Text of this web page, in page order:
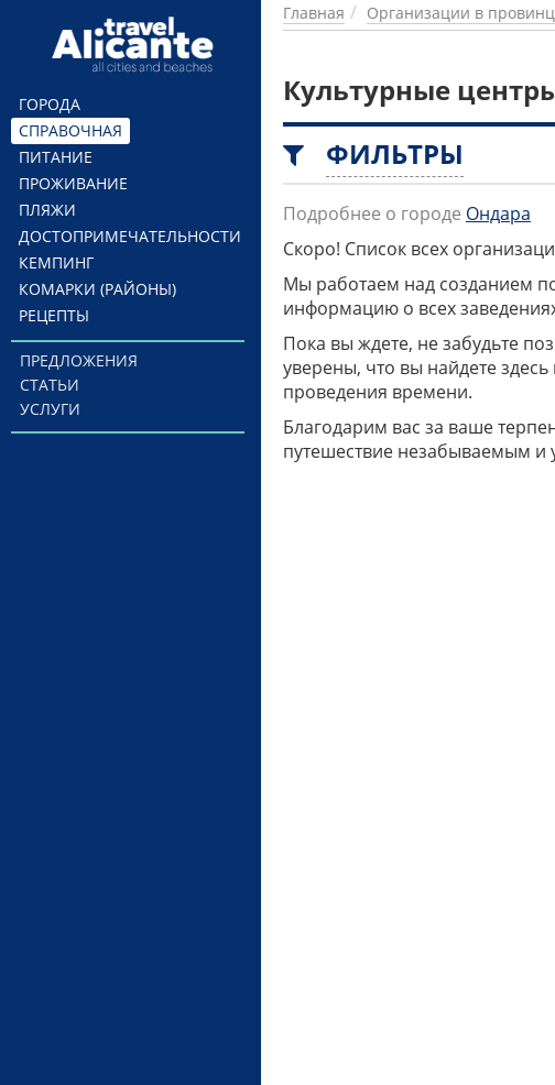
Перейти к основному содержанию
ГОРОДА
СПРАВОЧНАЯ
ПИТАНИЕ
ПРОЖИВАНИЕ
ПЛЯЖИ
ДОСТОПРИМЕЧАТЕЛЬНОСТИ
КЕМПИНГ
КОМАРКИ (РАЙОНЫ)
РЕЦЕПТЫ
ПРЕДЛОЖЕНИЯ
СТАТЬИ
УСЛУГИ
Главная Организации в
Культурные
ФИЛЬТРЫ
Подробнее о городе Ондара
Скоро! Список всех
Мы работаем над созданием
информацию о всех
Пока вы ждете, не забудьте
уверены, что вы найдете
проведения времени.
Благодарим вас за ваше
путешествие незабываемым и